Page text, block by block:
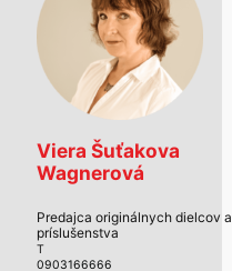
Viera Šuťakova
Wagnerová
Predajca originálnych dielcov a
príslušenstva
T
0903166666